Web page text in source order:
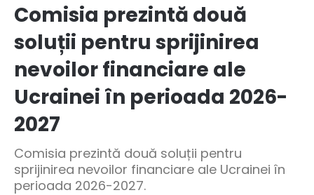
Comisia prezintă două
soluții pentru sprijinirea
nevoilor financiare ale
Ucrainei în perioada 2026-
2027
Comisia prezintă două soluții pentru
sprijinirea nevoilor financiare ale Ucrainei în
perioada 2026-2027.